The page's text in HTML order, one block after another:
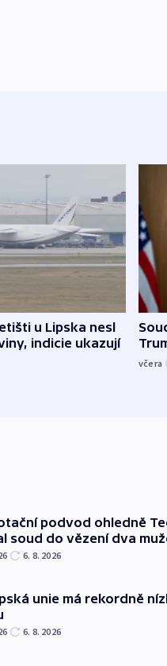
u Lipska nesl
indicie ukazují
včera
podvod ohledně
soud do vězení dva
6. 8. 2026
unie má rekordně
6. 8. 2026